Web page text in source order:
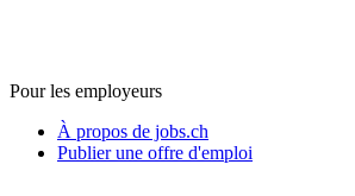
Pour les employeurs
À propos de jobs.ch
Publier une offre d'emploi